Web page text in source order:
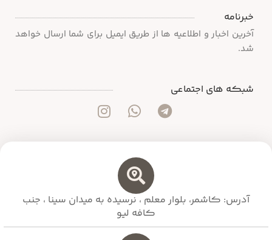
خبرنامه
آخرین اخبار و اطلاعیه ها از طریق ایمیل برای شما ارسال خواهد
شد.
شبکه های اجتماعی
آدرس: کاشمر، بلوار معلم ،‌ نرسیده به میدان سینا ، جنب
کافه لیو